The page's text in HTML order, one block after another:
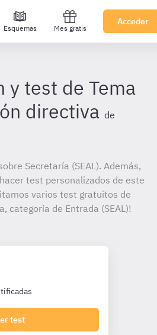
Esquemas Mes gratis
Acceder
y test de Tema
directiva de
Secretaría (SEAL). Además,
test personalizados de este
varios test gratuitos de
categoría de Entrada (SEAL)!
test